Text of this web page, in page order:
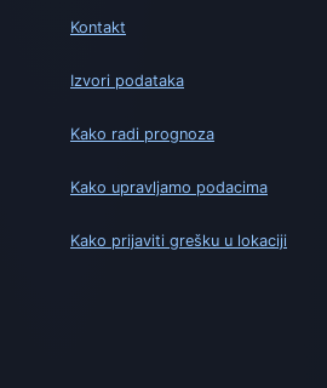
Kontakt
Izvori podataka
Kako radi prognoza
Kako upravljamo podacima
Kako prijaviti grešku u lokaciji